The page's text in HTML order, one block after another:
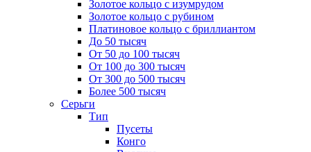
Золотое кольцо с изумрудом
Золотое кольцо с рубином
Платиновое кольцо с бриллиантом
До 50 тысяч
От 50 до 100 тысяч
От 100 до 300 тысяч
От 300 до 500 тысяч
Более 500 тысяч
Серьги
Тип
Пусеты
Конго